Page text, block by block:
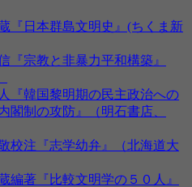
『日本群島文明史』(ちくま新
『宗教と非暴力平和構築』
『韓国黎明期の民主政治への
閣制の攻防』（明石書店、
校注『志学幼弁』（北海道大
編著『比較文明学の５０人』